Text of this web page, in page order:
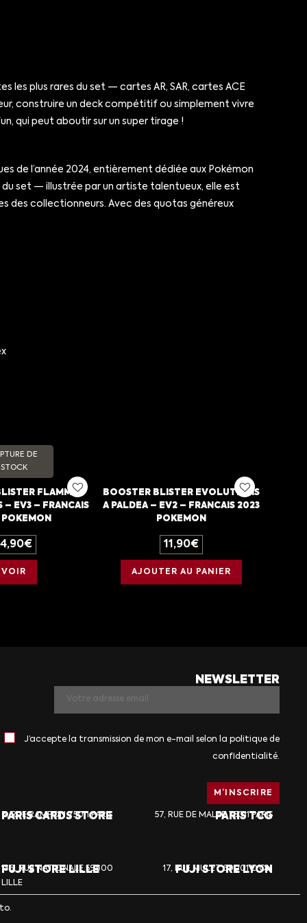
les plus rares du set — cartes AR, SAR, cartes ACE
construire un deck compétitif ou simplement vivre
qui peut aboutir sur un super tirage !
de l’année 2024, entièrement dédiée aux Pokémon
set — illustrée par un artiste talentueux, elle est
des collectionneurs. Avec des quotas généreux
DE
STOCK
FLAMMES
– EV3 – FRANCAIS
€
VOIR
BOOSTER BLISTER EVOLUTIONS
A PALDEA – EV2 – FRANCAIS 2023
POKEMON
11,90€
AJOUTER AU PANIER
NEWSLETTER
J’accepte la transmission de mon e-mail selon la politique de
confidentialité.
PARIS CARDS STORE
6, RUE RAMPON 75011 PARIS PARIS TCG
57, RUE DE MALTE 75011 PARIS
FUJI STORE LILLE
136, RUE NATIONALE 59800
LILLE
FUJI STORE LYON
17, RUE MULET 69001 LYON